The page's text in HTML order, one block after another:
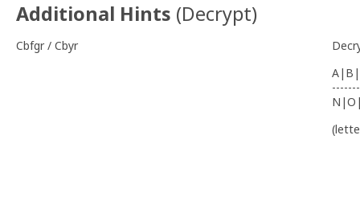
Additional Hints (Decrypt)
Cbfgr / Cbyr